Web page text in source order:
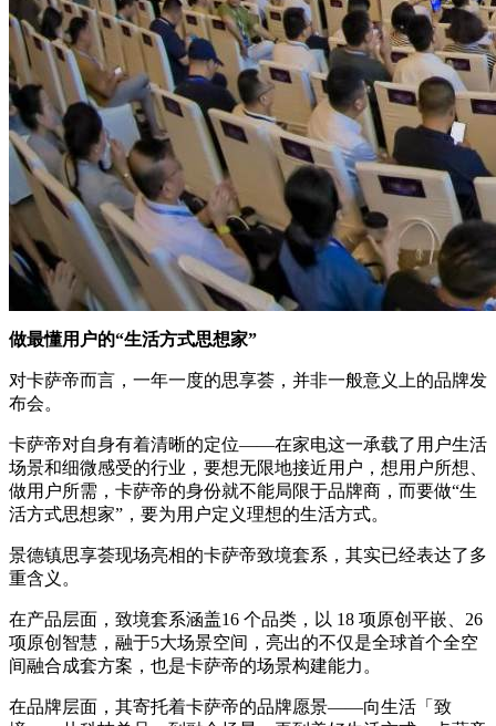
做最懂用户的“生活方式思想家”
对卡萨帝而言，一年一度的思享荟，并非一般意义上的品牌发
布会。
卡萨帝对自身有着清晰的定位——在家电这一承载了用户生活
场景和细微感受的行业，要想无限地接近用户，想用户所想、
做用户所需，卡萨帝的身份就不能局限于品牌商，而要做“生
活方式思想家”，要为用户定义理想的生活方式。
景德镇思享荟现场亮相的卡萨帝致境套系，其实已经表达了多
重含义。
在产品层面，致境套系涵盖16 个品类，以 18 项原创平嵌、26
项原创智慧，融于5大场景空间，亮出的不仅是全球首个全空
间融合成套方案，也是卡萨帝的场景构建能力。
在品牌层面，其寄托着卡萨帝的品牌愿景——向生活「致